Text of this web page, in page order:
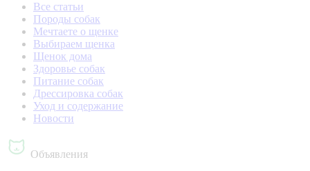
Все статьи
Породы собак
Мечтаете о щенке
Выбираем щенка
Щенок дома
Здоровье собак
Питание собак
Дрессировка собак
Уход и содержание
Новости
Объявления